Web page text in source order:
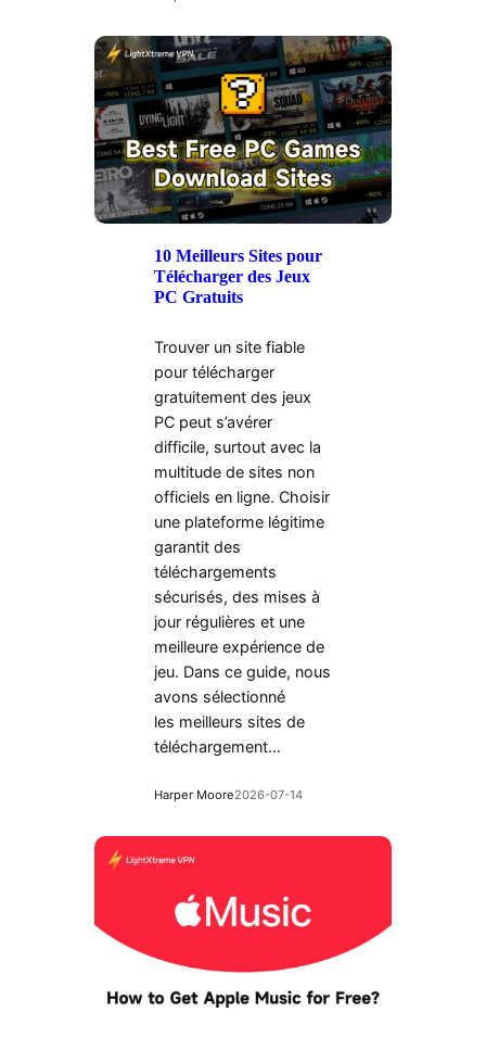
10 Meilleurs Sites pour
Télécharger des Jeux
PC Gratuits
Trouver un site fiable
pour télécharger
gratuitement des jeux
PC peut s’avérer
difficile, surtout avec la
multitude de sites non
officiels en ligne. Choisir
une plateforme légitime
garantit des
téléchargements
sécurisés, des mises à
jour régulières et une
meilleure expérience de
jeu. Dans ce guide, nous
avons sélectionné
les meilleurs sites de
téléchargement…
Harper Moore2026-07-14